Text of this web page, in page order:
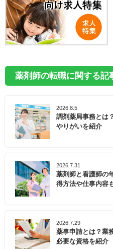
薬剤師の転職に関する記
2026.8.5
調剤薬局事務とは
やりがいを紹介
2026.7.31
薬剤師と看護師の
得方法や仕事内容
2026.7.29
薬事申請とは？業
必要な資格を紹介